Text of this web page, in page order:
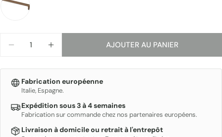
AJOUTER AU PANIER
Fabrication européenne
Italie, Espagne.
Expédition sous 3 à 4 semaines
Fabrication sur commande chez nos partenaires européens.
Livraison à domicile ou retrait à l'entrepôt
Les champs marqués * sont obligatoires.